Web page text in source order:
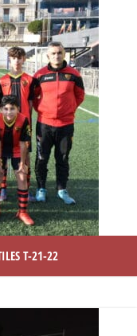
T-21-22